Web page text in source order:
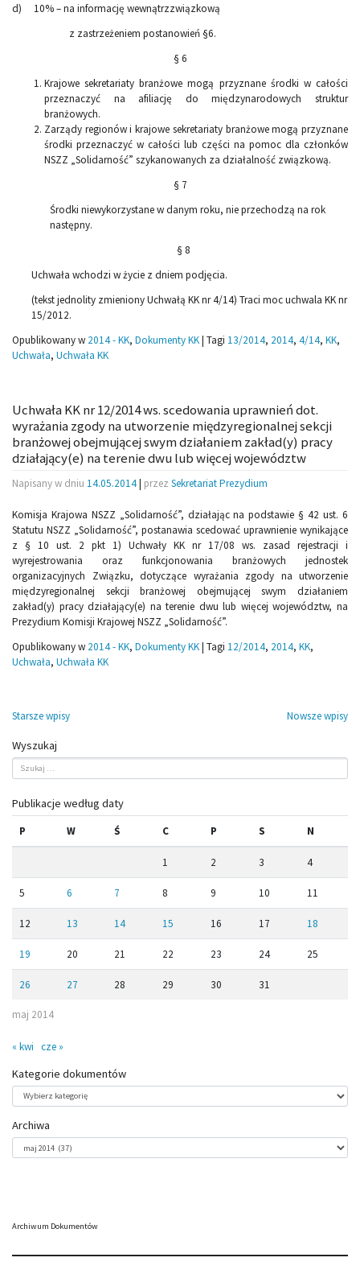
d) 10% – na informację wewnątrzzwiązkową
z zastrzeżeniem postanowień §6.
§ 6
Krajowe sekretariaty branżowe mogą przyznane środki w całości
przeznaczyć na afiliację do międzynarodowych struktur
branżowych.
Zarządy regionów i krajowe sekretariaty branżowe mogą przyznane
środki przeznaczyć w całości lub części na pomoc dla członków
NSZZ „Solidarność” szykanowanych za działalność związkową.
§ 7
Środki niewykorzystane w danym roku, nie przechodzą na rok
następny.
§ 8
Uchwała wchodzi w życie z dniem podjęcia.
(tekst jednolity zmieniony Uchwałą KK nr 4/14) Traci moc uchwala KK nr
15/2012.
Opublikowany w 2014 - KK, Dokumenty KK| Tagi 13/2014, 2014, 4/14, KK,
Uchwała, Uchwała KK
Uchwała KK nr 12/2014 ws. scedowania uprawnień dot.
wyrażania zgody na utworzenie międzyregionalnej sekcji
branżowej obejmującej swym działaniem zakład(y) pracy
działający(e) na terenie dwu lub więcej województw
Napisany w dniu 14.05.2014| przez Sekretariat Prezydium
Komisja Krajowa NSZZ „Solidarność”, działając na podstawie § 42 ust. 6
Statutu NSZZ „Solidarność”, postanawia scedować uprawnienie wynikające
z § 10 ust. 2 pkt 1) Uchwały KK nr 17/08 ws. zasad rejestracji i
wyrejestrowania oraz funkcjonowania branżowych jednostek
organizacyjnych Związku, dotyczące wyrażania zgody na utworzenie
międzyregionalnej sekcji branżowej obejmującej swym działaniem
zakład(y) pracy działający(e) na terenie dwu lub więcej województw, na
Prezydium Komisji Krajowej NSZZ „Solidarność”.
Opublikowany w 2014 - KK, Dokumenty KK| Tagi 12/2014, 2014, KK,
Uchwała, Uchwała KK
Nawigacja
po
wpisach
Starsze wpisy Nowsze wpisy
Wyszukaj
Publikacje według daty
maj 2014
P W Ś C P S N
1 2 3 4
5 6 7 8 9 10 11
12 13 14 15 16 17 18
19 20 21 22 23 24 25
26 27 28 29 30 31
« kwi cze »
Kategorie dokumentów
Kategorie
dokumentów
Archiwa
Archiwum Dokumentów